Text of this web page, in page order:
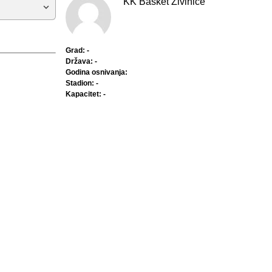
Grad: -
Država: -
Godina osnivanja:
Stadion: -
Kapacitet: -